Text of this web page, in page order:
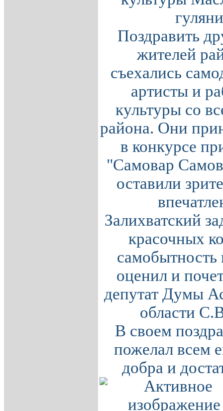
Поздравить
жителей
съехались
артисты и
культуры со
района. Они
в конкурсе
"Самовар
оставили
Залихватский
красочных
самобытность
оценил и
депутат Думы
области
В своем
пожелал всем
добра и